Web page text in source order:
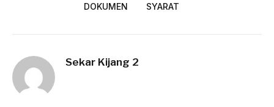
DOKUMEN
SYARAT
Sekar Kijang 2